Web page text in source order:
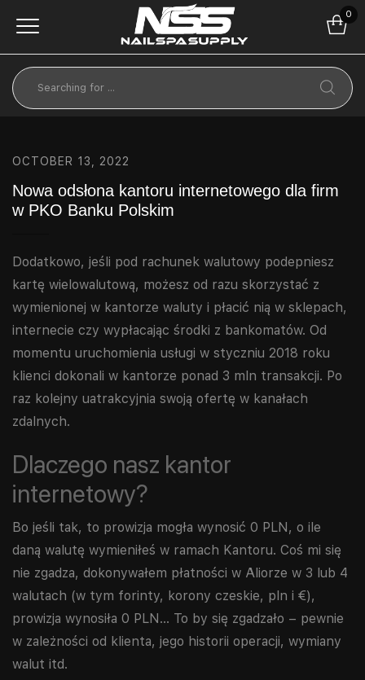
0
OCTOBER 13, 2022
Nowa odsłona kantoru internetowego dla firm
w PKO Banku Polskim
Dodatkowo, jeśli pod rachunek walutowy podepniesz
kartę wielowalutową, możesz od razu skorzystać z
wymienionej w kantorze waluty i płacić nią w sklepach,
internecie czy wypłacając środki z bankomatów. Od
momentu uruchomienia usługi w styczniu 2018 roku
klienci dokonali w kantorze ponad 3 mln transakcji. Po
raz kolejny uatrakcyjnia swoją ofertę w kanałach
zdalnych.
Dlaczego nasz kantor
internetowy?
Bo jeśli tak, to prowizja mogła wynosić 0 PLN, o ile
daną walutę wymieniłeś w ramach Kantoru. Coś mi się
nie zgadza, dokonywałem płatności w Aliorze w 3 lub 4
walutach (w tym forinty, korony czeskie, pln i €),
prowizja wynosiła 0 PLN… To by się zgadzało – pewnie
w zależności od klienta, jego historii operacji, wymiany
walut itd.